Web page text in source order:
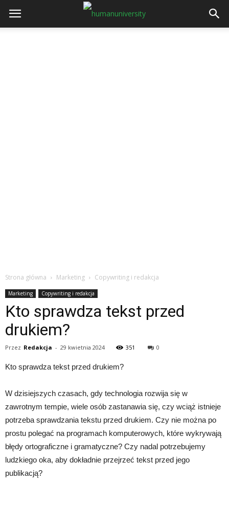
Strona główna Marketing Copywriting i redakcja
Marketing Copywriting i redakcja
Kto sprawdza tekst przed
drukiem?
Przez Redakcja - 29 kwietnia 2024 351 0
Kto sprawdza tekst przed drukiem?
W dzisiejszych czasach, gdy technologia rozwija się w
zawrotnym tempie, wiele osób zastanawia się, czy wciąż istnieje
potrzeba sprawdzania tekstu przed drukiem. Czy nie można po
prostu polegać na programach komputerowych, które wykrywają
błędy ortograficzne i gramatyczne? Czy nadal potrzebujemy
ludzkiego oka, aby dokładnie przejrzeć tekst przed jego
publikacją?